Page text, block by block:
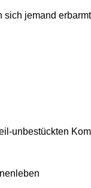
sich jemand
unbestückten